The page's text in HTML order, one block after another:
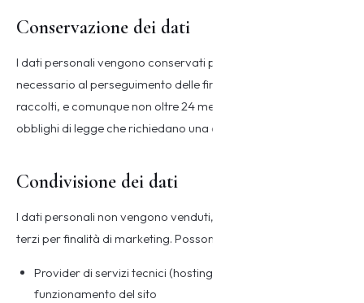
Conservazione dei dati
I dati personali vengono conservati per il tempo strettamente
necessario al perseguimento delle finalità per cui sono stati
raccolti, e comunque non oltre 24 mesi dalla raccolta, salvo
obblighi di legge che richiedano una conservazione più lunga.
Condivisione dei dati
I dati personali non vengono venduti, ceduti o comunicati a
terzi per finalità di marketing. Possono essere comunicati a:
Provider di servizi tecnici (hosting, email) necessari al
funzionamento del sito